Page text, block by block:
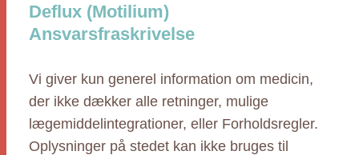
Deflux (Motilium)
Ansvarsfraskrivelse
Vi giver kun generel information om medicin,
der ikke dækker alle retninger, mulige
lægemiddelintegrationer, eller Forholdsregler.
Oplysninger på stedet kan ikke bruges til